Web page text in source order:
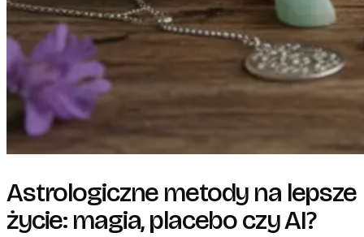
Astrologiczne metody na lepsze
życie: magia, placebo czy AI?